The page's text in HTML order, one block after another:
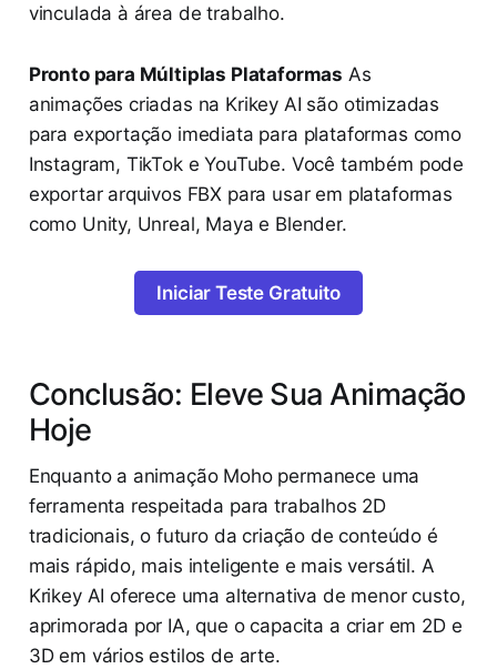
vinculada à área de trabalho.
Pronto para Múltiplas Plataformas As
animações criadas na Krikey AI são otimizadas
para exportação imediata para plataformas como
Instagram, TikTok e YouTube. Você também pode
exportar arquivos FBX para usar em plataformas
como Unity, Unreal, Maya e Blender.
Iniciar Teste Gratuito
Conclusão: Eleve Sua Animação
Hoje
Enquanto a animação Moho permanece uma
ferramenta respeitada para trabalhos 2D
tradicionais, o futuro da criação de conteúdo é
mais rápido, mais inteligente e mais versátil. A
Krikey AI oferece uma alternativa de menor custo,
aprimorada por IA, que o capacita a criar em 2D e
3D em vários estilos de arte.